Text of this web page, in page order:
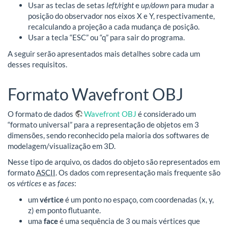
Usar as teclas de setas left/righteup/down para mudar a
posição do observador nos eixos X e Y, respectivamente,
recalculando a projeção a cada mudança de posição.
Usar a tecla “ESC” ou “q” para sair do programa.
A seguir serão apresentados mais detalhes sobre cada um
desses requisitos.
Formato Wavefront OBJ
O formato de dados Wavefront OBJ é considerado um
“formato universal” para a representação de objetos em 3
dimensões, sendo reconhecido pela maioria dos softwares de
modelagem/visualização em 3D.
Nesse tipo de arquivo, os dados do objeto são representados em
formatoASCII. Os dados com representação mais frequente são
os vérticese as faces:
umvérticeé um ponto no espaço, com coordenadas (x, y,
z) em ponto flutuante.
uma faceé uma sequência de 3 ou mais vértices que